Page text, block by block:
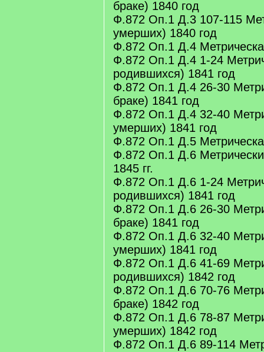
браке) 1840 год
Ф.872 Оп.1 Д.3 107-115
умерших) 1840 год
Ф.872 Оп.1 Д.4
Ф.872 Оп.1 Д.4 1-24
родившихся) 1841 год
Ф.872 Оп.1 Д.4 26-30
браке) 1841 год
Ф.872 Оп.1 Д.4 32-40
умерших) 1841 год
Ф.872 Оп.1 Д.5
Ф.872 Оп.1 Д.6
1845 гг.
Ф.872 Оп.1 Д.6 1-24
родившихся) 1841 год
Ф.872 Оп.1 Д.6 26-30
браке) 1841 год
Ф.872 Оп.1 Д.6 32-40
умерших) 1841 год
Ф.872 Оп.1 Д.6 41-69
родившихся) 1842 год
Ф.872 Оп.1 Д.6 70-76
браке) 1842 год
Ф.872 Оп.1 Д.6 78-87
умерших) 1842 год
Ф.872 Оп.1 Д.6 89-114